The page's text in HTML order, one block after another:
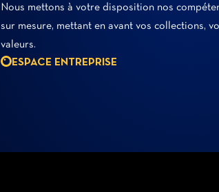
Nous mettons à votre disposition nos
sur mesure, mettant en avant vos collections,
valeurs.
ESPACE ENTREPRISE